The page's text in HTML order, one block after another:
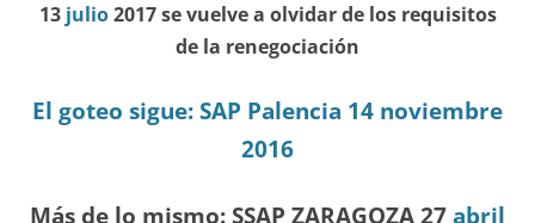
13julio2017 se vuelve a olvidar de los requisitos
de la renegociación
El goteo sigue: SAP Palencia 14 noviembre
2016
Más de lo mismo: SSAP ZARAGOZA 27 abril